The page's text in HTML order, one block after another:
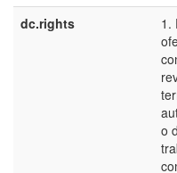
dc.rights
1.
o